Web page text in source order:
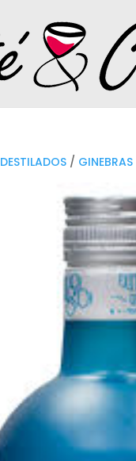
DESTILADOS / GINEBRAS